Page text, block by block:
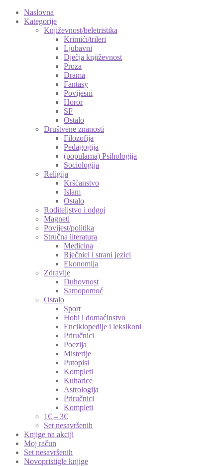
Naslovna
Kategorije
Književnost/beletristika
Krimići/trileri
Ljubavni
Dječja književnost
Proza
Drama
Fantasy
Povijesni
Horor
SF
Ostalo
Društvene znanosti
Filozofija
Pedagogija
(popularna) Psihologija
Sociologija
Religija
Kršćanstvo
Islam
Ostalo
Roditeljstvo i odgoj
Magneti
Povijest/politika
Stručna literatura
Medicina
Rječnici i strani jezici
Ekonomija
Zdravlje
Duhovnost
Samopomoć
Ostalo
Sport
Hobi i domaćinstvo
Enciklopedije i leksikoni
Priručnici
Poezija
Misterije
Putopisi
Kompleti
Kuharice
Astrologija
Priručnici
Kompleti
1€ – 3€
Set nesavršenih
Knjige na akciji
Moj račun
Set nesavršenih
Novopristigle knjige